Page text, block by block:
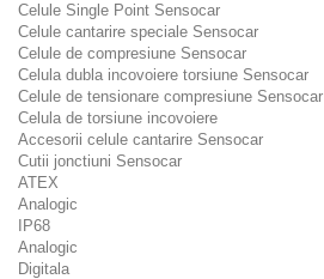
Celule Single Point Sensocar
Celule cantarire speciale Sensocar
Celule de compresiune Sensocar
Celula dubla incovoiere torsiune Sensocar
Celule de tensionare compresiune Sensocar
Celula de torsiune incovoiere
Accesorii celule cantarire Sensocar
Cutii jonctiuni Sensocar
ATEX
Analogic
IP68
Analogic
Digitala